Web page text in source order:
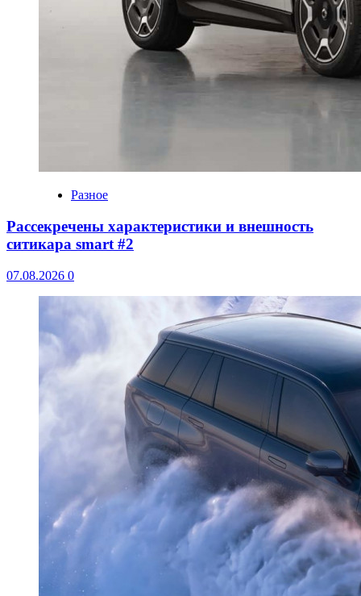
Разное
Рассекречены характеристики и внешность
ситикара smart #2
07.08.2026 0